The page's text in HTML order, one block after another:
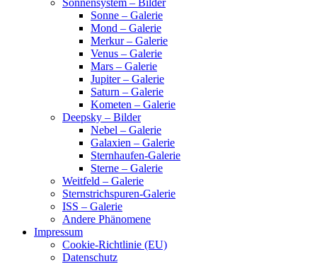
Sonne – Galerie
Mond – Galerie
Merkur – Galerie
Venus – Galerie
Mars – Galerie
Jupiter – Galerie
Saturn – Galerie
Kometen – Galerie
Deepsky – Bilder
Nebel – Galerie
Galaxien – Galerie
Sternhaufen-Galerie
Sterne – Galerie
Weitfeld – Galerie
Sternstrichspuren-Galerie
ISS – Galerie
Andere Phänomene
Impressum
Cookie-Richtlinie (EU)
Datenschutz